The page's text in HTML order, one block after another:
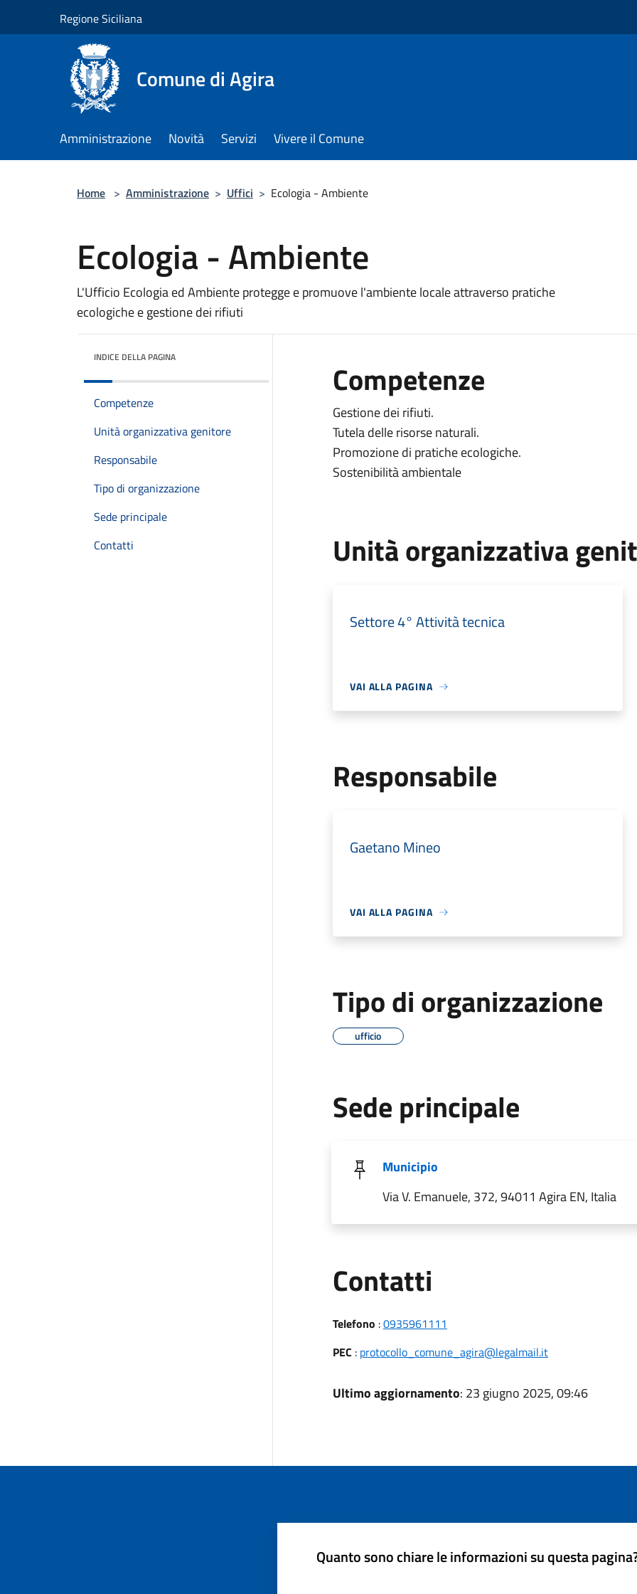
Regione Siciliana
Comune di Agira
Amministrazione Novità Servizi Vivere il Comune
Home > Amministrazione > Uffici > Ecologia - Ambiente
Ecologia - Ambiente
L'Ufficio Ecologia ed Ambiente protegge e promuove l'ambiente locale attraverso pratiche
ecologiche e gestione dei rifiuti
INDICE DELLA PAGINA
Competenze
Unità organizzativa genitore
Responsabile
Tipo di organizzazione
Sede principale
Contatti
Competenze
Gestione dei rifiuti.
Tutela delle risorse naturali.
Promozione di pratiche ecologiche.
Sostenibilità ambientale
Unità organizzativa
Settore 4° Attività tecnica
VAI ALLA PAGINA
Responsabile
Gaetano Mineo
VAI ALLA PAGINA
Tipo di organizzazione
ufficio
Sede principale
Municipio
Via V. Emanuele, 372, 94011 Agira EN, Italia
Contatti
Telefono :0935961111
PEC : protocollo_comune_agira@legalmail.it
Ultimo aggiornamento: 23 giugno 2025, 09:46
Quanto sono chiare le informazioni su questa